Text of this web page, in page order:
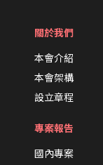
關於我們
本會介紹
本會架構
設立章程
專案報告
國內專案